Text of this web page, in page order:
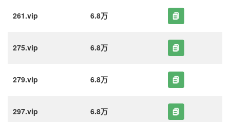
261.vip 6.8万
275.vip 6.8万
279.vip 6.8万
297.vip 6.8万